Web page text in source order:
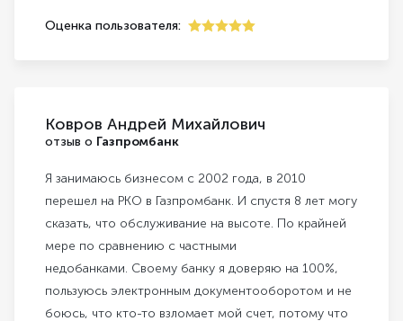
Оценка пользователя:
Ковров Андрей Михайлович
отзыв о Газпромбанк
Я занимаюсь бизнесом с 2002 года, в 2010
перешел на РКО в Газпромбанк. И спустя 8 лет могу
сказать, что обслуживание на высоте. По крайней
мере по сравнению с частными
недобанками. Своему банку я доверяю на 100%,
пользуюсь электронным документооборотом и не
боюсь, что кто-то взломает мой счет, потому что